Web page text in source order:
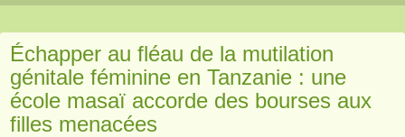
Échapper au fléau de la mutilation
génitale féminine en Tanzanie : une
école masaï accorde des bourses aux
filles menacées